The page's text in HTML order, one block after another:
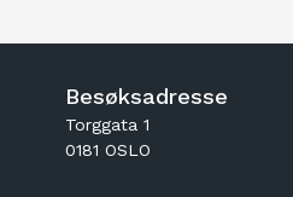
Besøksadresse
Torggata 1
0181 OSLO